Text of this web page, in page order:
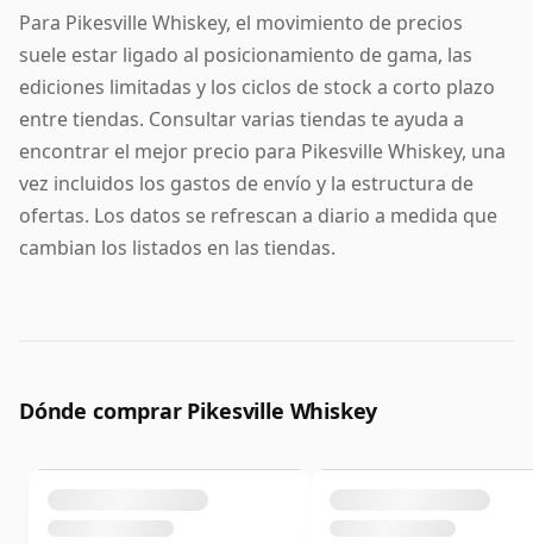
lleva el legado de esa antigua tradición centenera en
su nombre e identidad. Lo que ofrece hoy no es una
pieza de museo, sino un straight rye maduro y con
carácter que honra sus orígenes mientras se sitúa
cómodamente entre los whiskeys americanos líderes
actualmente en el mercado.
Para Pikesville Whiskey, el movimiento de precios
suele estar ligado al posicionamiento de gama, las
ediciones limitadas y los ciclos de stock a corto plazo
entre tiendas. Consultar varias tiendas te ayuda a
encontrar el mejor precio para Pikesville Whiskey, una
vez incluidos los gastos de envío y la estructura de
ofertas. Los datos se refrescan a diario a medida que
cambian los listados en las tiendas.
Dónde comprar Pikesville Whiskey